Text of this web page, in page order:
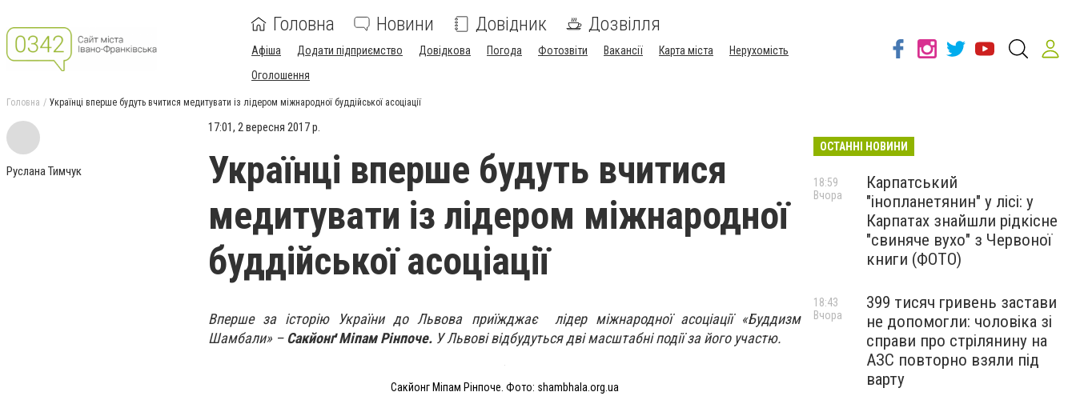
Головна Новини Довідник Дозвілля
Афіша Додати підприємство Довідкова Погода Фотозвіти Вакансії Карта міста
Нерухомість
Оголошення
Головна Українці вперше будуть вчитися медитувати із лідером міжнародної буддійської асоціації
Руслана Тимчук
17:01, 2 вересня 2017 р.
Українці вперше будуть вчитися
медитувати із лідером міжнародної
буддійської асоціації
Вперше за історію України до Львова приїжджає лідер міжнародної асоціації «Буддизм
Шамбали» –Сакйонґ Міпам Рінпоче. У Львові відбудуться дві масштабні події за його участю.
Сакйонг Міпам Рінпоче. Фото: shambhala.org.ua
ОСТАННІ НОВИНИ
Карпатський
"інопланетянин" у лісі: у
Карпатах знайшли рідкісне
"свиняче вухо" з Червоної
книги (ФОТО)
18:59
Вчора
399 тисяч гривень застави
не допомогли: чоловіка зі
справи про стрілянину на
АЗС повторно взяли під
варту
18:43
Вчора